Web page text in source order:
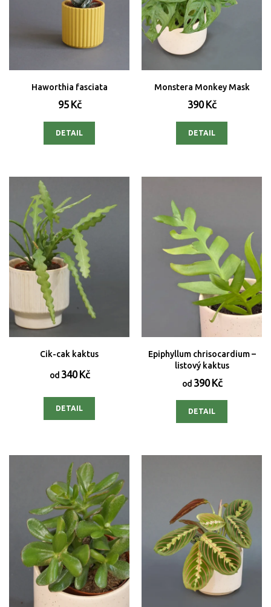
Haworthia fasciata
95 Kč
DETAIL
Monstera Monkey Mask
390 Kč
DETAIL
Cik-cak kaktus
od340 Kč
DETAIL
Epiphyllum chrisocardium –
listový kaktus
od390 Kč
DETAIL